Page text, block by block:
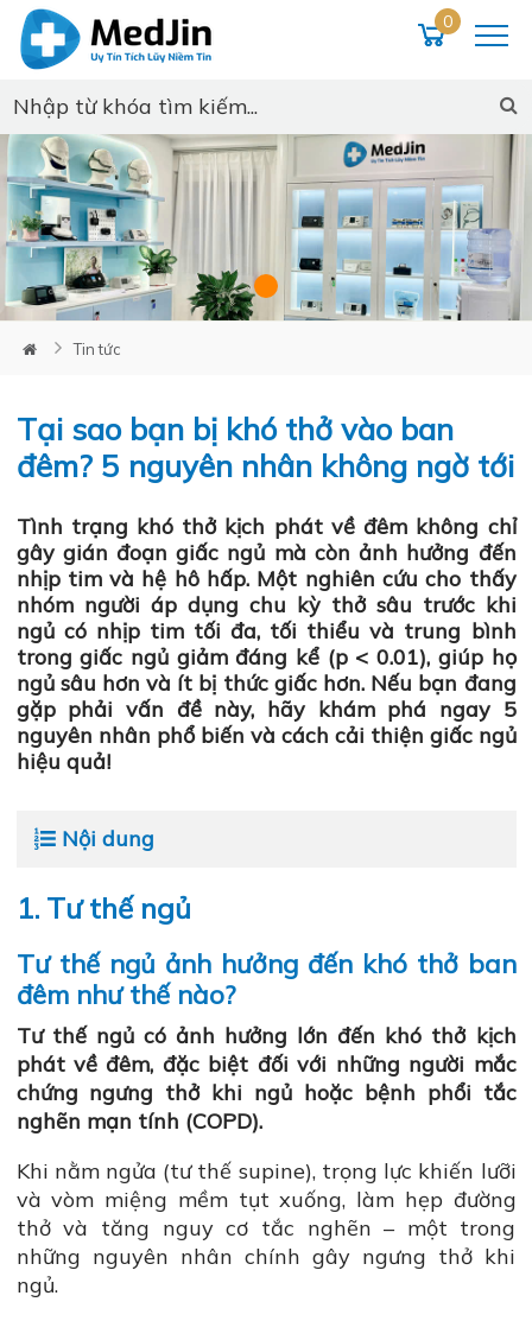
0
Loading...
Tin tức
Tại sao bạn bị khó thở vào ban
đêm? 5 nguyên nhân không ngờ tới
Tình trạng khó thở kịch phát về đêm không chỉ
gây gián đoạn giấc ngủ mà còn ảnh hưởng đến
nhịp timvà hệ hô hấp. Một nghiên cứu cho thấy
nhóm người áp dụng chu kỳ thở sâu trước khi
ngủcó nhịp tim tối đa, tối thiểu và trung bình
trong giấc ngủ giảm đáng kể (p < 0.01), giúp họ
ngủ sâu hơn và ít bị thức giấc hơn. Nếu bạn đang
gặp phải vấn đề này, hãy khám phá ngay 5
nguyên nhân phổ biến và cách cải thiện giấc ngủ
hiệu quả!
Nội dung
1. Tư thế ngủ
Tư thế ngủ ảnh hưởng đến khó thở ban
đêm như thế nào?
Tư thế ngủ có ảnh hưởng lớn đến khó thở kịch
phát về đêm, đặc biệt đối với những người mắc
chứng ngưng thở khi ngủ hoặc bệnh phổi tắc
nghẽn mạn tính (COPD).
Khi nằm ngửa (tư thế supine), trọng lực khiến lưỡi
và vòm miệng mềm tụt xuống, làm hẹp đường
thở và tăng nguy cơ tắc nghẽn – một trong
những nguyên nhân chính gây ngưng thở khi
ngủ.